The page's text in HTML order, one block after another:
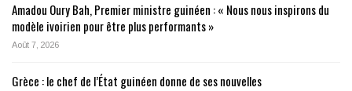
Amadou Oury Bah, Premier ministre guinéen : « Nous nous inspirons du
modèle ivoirien pour être plus performants »
Août 7, 2026
Grèce : le chef de l’État guinéen donne de ses nouvelles